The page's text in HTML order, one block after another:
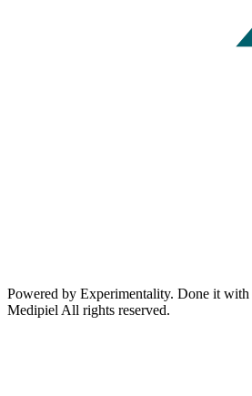
Powered by Experimentality. Done it with
Medipiel All rights reserved.